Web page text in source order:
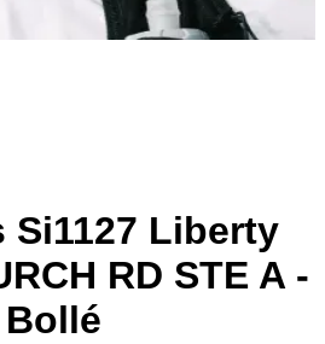
Si1127 Liberty
RD STE A -